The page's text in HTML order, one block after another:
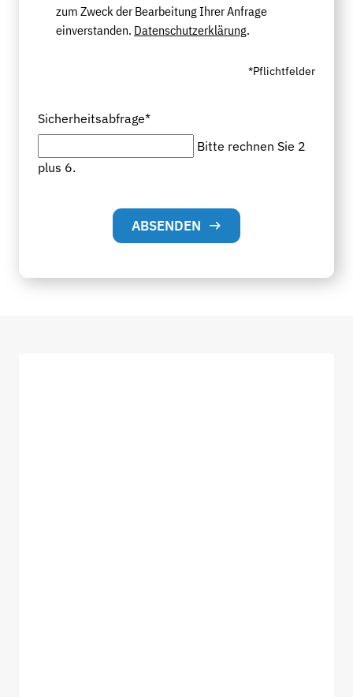
zum Zweck der Bearbeitung Ihrer Anfrage
einverstanden. Datenschutzerklärung.
*Pflichtfelder
Sicherheitsabfrage*
Bitte rechnen Sie 2
plus 6.
ABSENDEN